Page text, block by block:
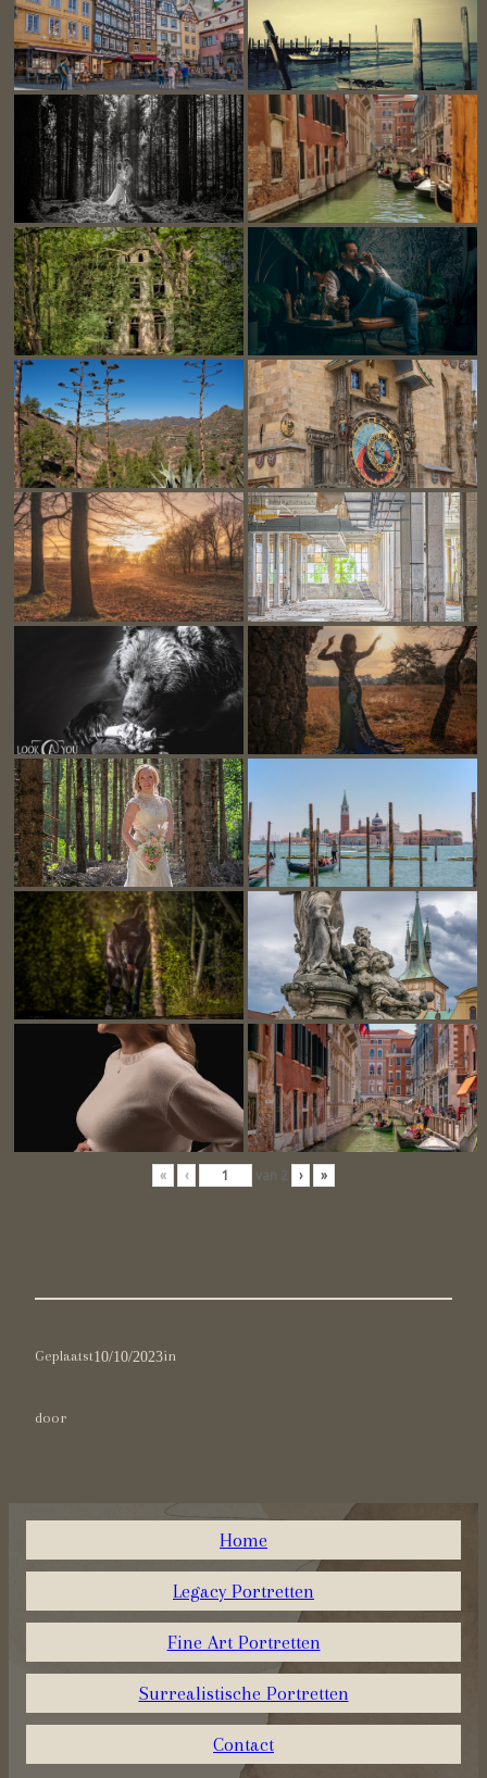
« ‹ van 2 › »
Geplaatst10/10/2023in
door
Home
Legacy Portretten
Fine Art Portretten
Surrealistische Portretten
Contact